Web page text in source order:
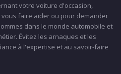
votre voiture d'occasion,
faire aider ou pour demander
dans le monde automobile et
Évitez les arnaques et les
à l'expertise et au savoir-faire